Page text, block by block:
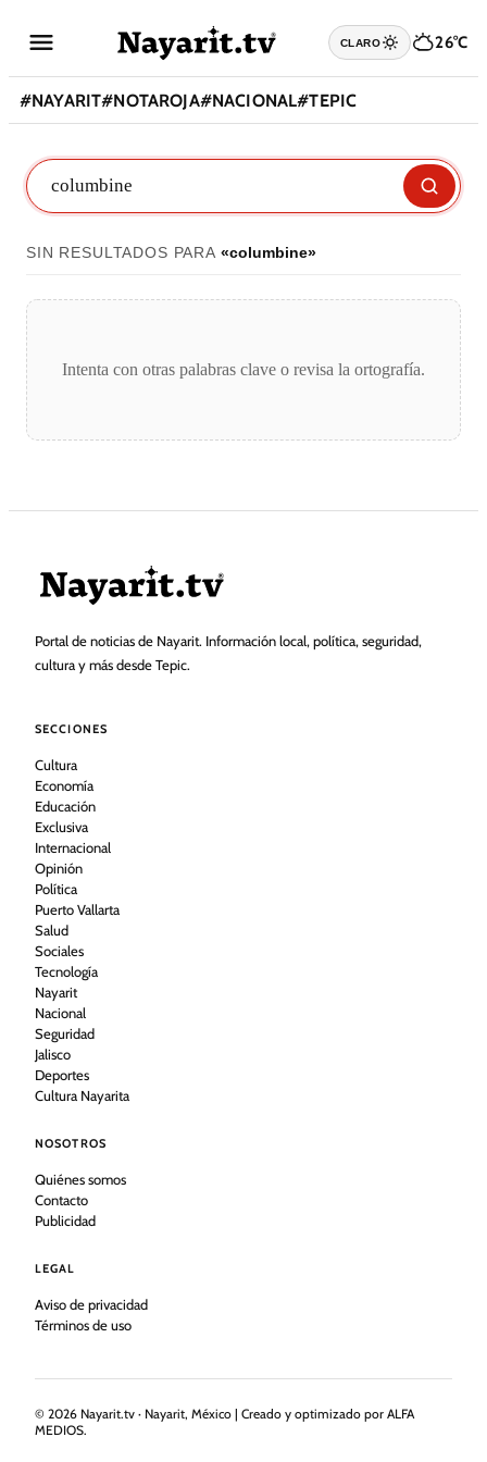
CLARO 26°C
#NAYARIT#NOTAROJA#NACIONAL#TEPIC
SIN RESULTADOS PARA «columbine»
Intenta con otras palabras clave o revisa la ortografía.
Portal de noticias de Nayarit. Información local, política, seguridad,
cultura y más desde Tepic.
SECCIONES
Cultura
Economía
Educación
Exclusiva
Internacional
Opinión
Política
Puerto Vallarta
Salud
Sociales
Tecnología
Nayarit
Nacional
Seguridad
Jalisco
Deportes
Cultura Nayarita
NOSOTROS
Quiénes somos
Contacto
Publicidad
LEGAL
Aviso de privacidad
Términos de uso
© 2026 Nayarit.tv · Nayarit, México | Creado y optimizado por ALFA
MEDIOS.